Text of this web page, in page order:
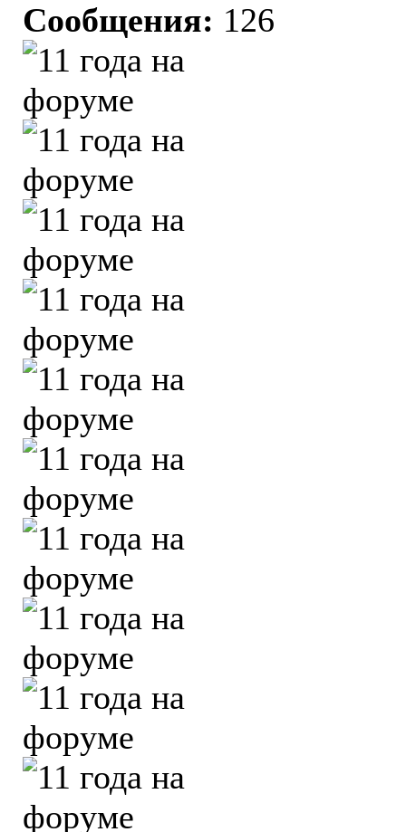
Сообщения: 126